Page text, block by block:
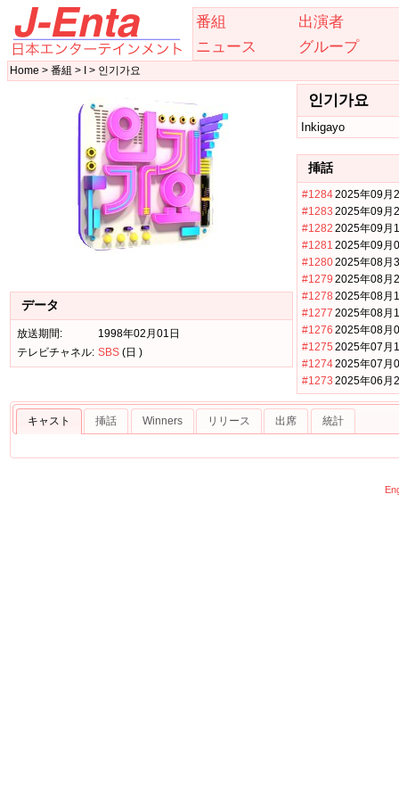
番組
出演者
ニュース
グループ
Home > 番組 > I > 인기가요
인기가요
Inkigayo
挿話
#12842025年09月
#1283 2025年09月
#1282 2025年09月
#1281 2025年09月
#12802025年08月
#1279 2025年08月
#1278 2025年08月
#1277 2025年08月
#1276 2025年08月
#1275 2025年07月
#12742025年07月
#1273 2025年06月
データ
放送期間:
1998年02月01日
テレビチャネル: SBS (日 )
キャスト 挿話 Winners リリース 出席 統計